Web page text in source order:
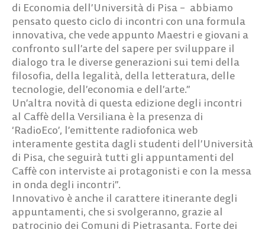
di Economia dell’Università di Pisa – abbiamo
pensato questo ciclo di incontri con una formula
innovativa, che vede appunto Maestri e giovani a
confronto sull’arte del sapere per sviluppare il
dialogo tra le diverse generazioni sui temi della
filosofia, della legalità, della letteratura, delle
tecnologie, dell’economia e dell’arte.”
Un’altra novità di questa edizione degli incontri
al Caffè della Versiliana è la presenza di
‘RadioEco’, l’emittente radiofonica web
interamente gestita dagli studenti dell’Università
di Pisa, che seguirà tutti gli appuntamenti del
Caffè con interviste ai protagonisti e con la messa
in onda degli incontri”.
Innovativo è anche il carattere itinerante degli
appuntamenti, che si svolgeranno, grazie al
patrocinio dei Comuni di Pietrasanta, Forte dei